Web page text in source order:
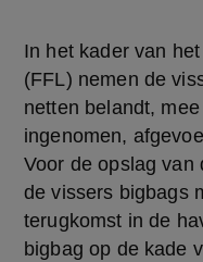
In het kader van
(FFL) nemen de
netten belandt,
ingenomen,
Voor de opslag van
de vissers bigbags
terugkomst in de
bigbag op de kade